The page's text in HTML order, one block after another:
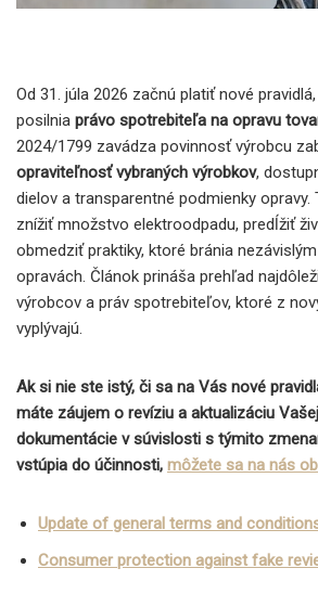
Od 31. júla 2026 začnú platiť nové
posilnia právo spotrebiteľa na opravu
2024/1799 zavádza povinnosť výrobcu
opraviteľnosť vybraných výrobkov,
dielov a transparentné podmienky opravy.
znížiť množstvo elektroodpadu, predĺžiť
obmedziť praktiky, ktoré bránia
opravách. Článok prináša prehľad
výrobcov a práv spotrebiteľov, ktoré z
vyplývajú.
Ak si nie ste istý, či sa na Vás nové
máte záujem o revíziu a aktualizáciu
dokumentácie v súvislosti s týmito
vstúpia do účinnosti, môžete sa na nás
Update of general terms and
Consumer protection against fake